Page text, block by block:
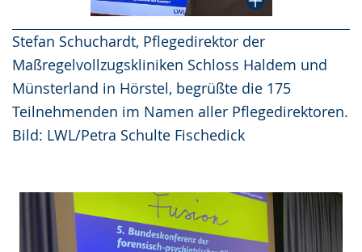
Stefan Schuchardt, Pflegedirektor der
Maßregelvollzugskliniken Schloss Haldem und
Münsterland in Hörstel, begrüßte die 175
Teilnehmenden im Namen aller Pflegedirektoren.
Bild: LWL/Petra Schulte Fischedick